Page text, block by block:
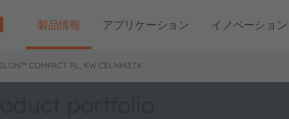
製品情報 アプリケーション イノベーション
COMPACT PL, KW CELNM3.TK